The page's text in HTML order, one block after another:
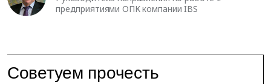
предприятиями ОПК компании IBS
Советуем прочесть